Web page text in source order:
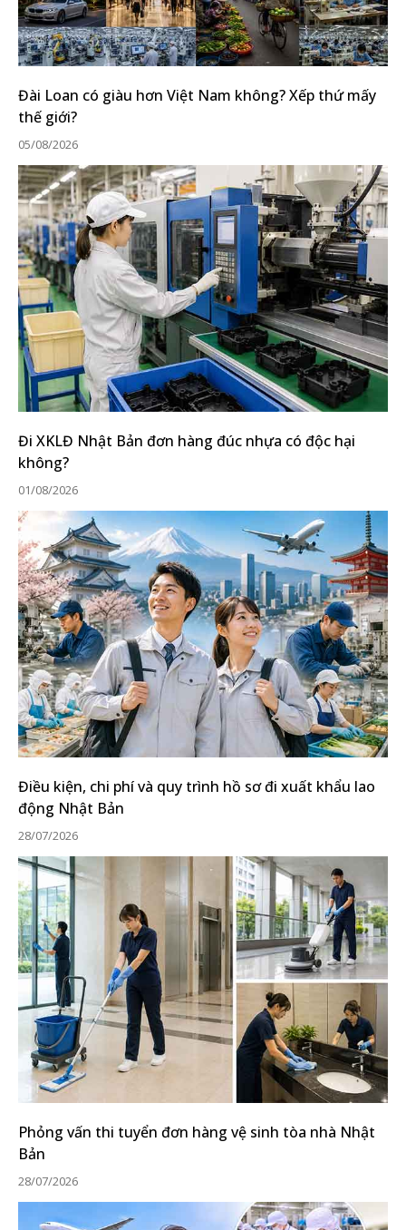
Đài Loan có giàu hơn Việt Nam không? Xếp thứ mấy
thế giới?
05/08/2026
Đi XKLĐ Nhật Bản đơn hàng đúc nhựa có độc hại
không?
01/08/2026
Điều kiện, chi phí và quy trình hồ sơ đi xuất khẩu lao
động Nhật Bản
28/07/2026
Phỏng vấn thi tuyển đơn hàng vệ sinh tòa nhà Nhật
Bản
28/07/2026